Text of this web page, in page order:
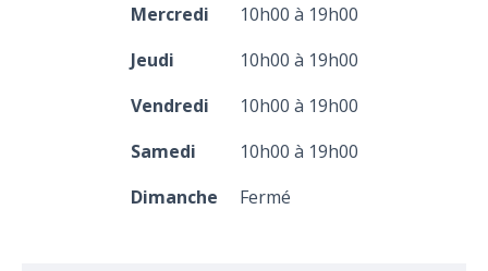
Mercredi
10h00 à 19h00
Jeudi
10h00 à 19h00
Vendredi
10h00 à 19h00
Samedi
10h00 à 19h00
Dimanche
Fermé